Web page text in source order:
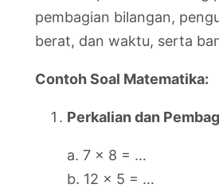
pembagian bilangan,
berat, dan waktu, serta
Contoh Soal Matematika:
Perkalian dan
a. 7 x 8 = …
b. 12 x 5 = …